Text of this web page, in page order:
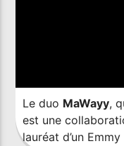
the likes of John
Le duo MaWayy,
est une
lauréat d’un